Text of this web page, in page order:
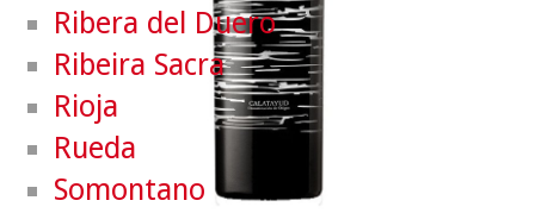
Ribera del Duero
Ribeira Sacra
Rioja
Rueda
Somontano